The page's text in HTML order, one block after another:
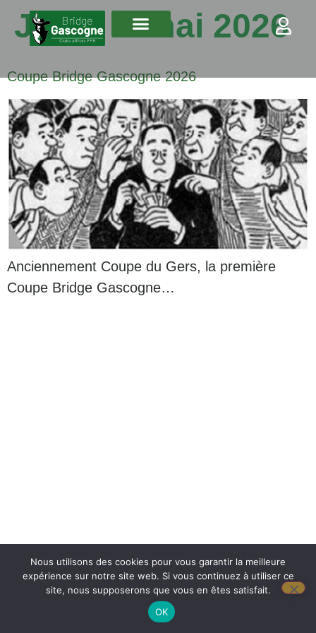
Jour : 8 mai 2026
Coupe Bridge Gascogne 2026
Anciennement Coupe du Gers, la première
Coupe Bridge Gascogne…
Nous utilisons des cookies pour vous garantir la meilleure
expérience sur notre site web. Si vous continuez à utiliser ce
site, nous supposerons que vous en êtes satisfait.
OK